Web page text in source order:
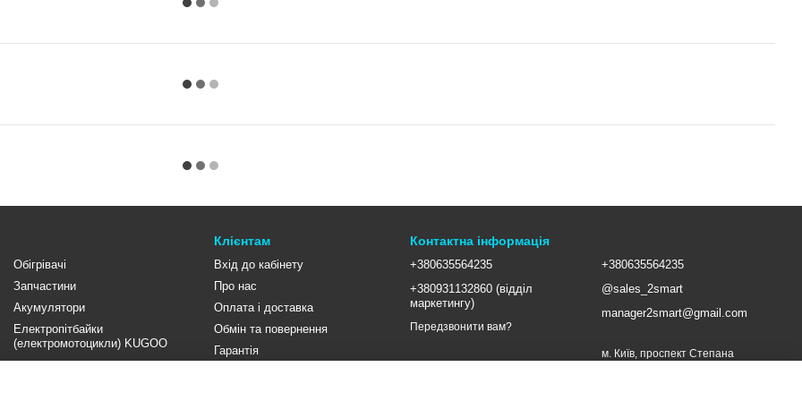
Обігрівачі
Запчастини
Акумулятори
Електропітбайки
(електромотоцикли) KUGOO
Клієнтам
Вхід до кабінету
Про нас
Оплата і доставка
Обмін та повернення
Гарантія
Контактна інформація
+380635564235
+380931132860 (відділ
маркетингу)
Передзвонити вам?
+380635564235
@sales_2smart
manager2smart@gmail.com
м. Київ, проспект Степана